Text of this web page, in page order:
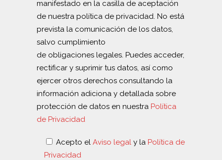
manifestado en la casilla de aceptación
de nuestra política de privacidad. No está
prevista la comunicación de los datos,
salvo cumplimiento
de obligaciones legales. Puedes acceder,
rectificar y suprimir tus datos, así como
ejercer otros derechos consultando la
información adiciona y detallada sobre
protección de datos en nuestra Política
de Privacidad
Acepto el Aviso legal y la Política de
Privacidad